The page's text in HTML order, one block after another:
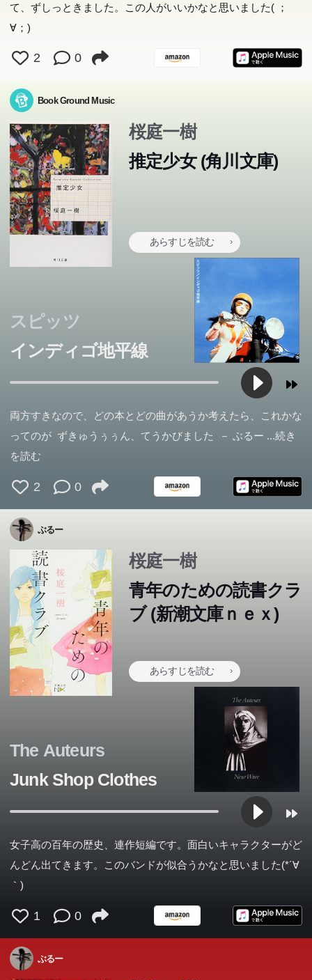
その日、兄とあたしは、必死に山を登っていた。見つけた
くない「あるもの」を見つけてしまうために。あたし＝中
学生の山田なぎさは、子供という境遇に絶望し、一刻も早
く社会に出て、お金という“実弾”を手にするべく、自衛官
を志望していた。そんななぎさに、都会からの転校生、海
野藻屑は何かと絡んでくる。嘘つきで残酷だが、どこか魅
力的な藻屑となぎさは徐々に親しくなっていく。だが、藻
屑は日夜、父からの暴力に曝されており、ある日――直木
賞作家がおくる、切実な痛みに満ちた青春文学。
1627年、魔女狩りの嵐が吹き荒れるドイツ・レンスで10
歳の少女マリーは、「アンチ・キリスト」と遭遇する。
2022年、近未来のシンガポールで、青年のディッキー
は、かつて絶滅したはずの「少女」という生物と出会う。
そして、2007年、鹿児島。私は、青い空の下にいた―。
その日、兄とあたしは、必死に山を登っていた。見つけた
くない「あるもの」を見つけてしまうために。あたし＝中
学生の山田なぎさは、子供という境遇に絶望し、一刻も早
く社会に出て、お金という“実弾”を手にするべく、自衛官
を志望していた。そんななぎさに、都会からの転校生、海
野藻屑は何かと絡んでくる。嘘つきで残酷だが、どこか魅
力的な藻屑となぎさは徐々に親しくなっていく。だが、藻
屑は日夜、父からの暴力に曝されており、ある日――直木
賞作家がおくる、切実な痛みに満ちた青春文学。
お兄ちゃん、なんで死んじゃったの...!?あたし、月夜は18
歳のパープル・アイで「もらわれっ子」。誰よりも大好き
なお兄ちゃんの奈落に目の前で死なれてから、あたしの存
在は宙に浮いてしまった。そんな中、町で年に一度開かれ
る「無花果UFOフェスティバル」にやってきたのは、不
思議な2人連れ男子の密と約。あたしにはどうしても、密
がお兄ちゃんに見えて...。少女のかなしみと妄想が世界を
塗り替える傑作長篇!
この本のあらすじは準備中です。Amazonで読むこともでき
ます。
お兄ちゃん、なんで死んじゃったの...!?あたし、月夜は18
歳のパープル・アイで「もらわれっ子」。誰よりも大好き
なお兄ちゃんの奈落に目の前で死なれてから、あたしの存
在は宙に浮いてしまった。そんな中、町で年に一度開かれ
る「無花果UFOフェスティバル」にやってきたのは、不
思議な2人連れ男子の密と約。あたしにはどうしても、密
がお兄ちゃんに見えて...。少女のかなしみと妄想が世界を
塗り替える傑作長篇!
中国の山奥からきた吸血種族バンブーは人間そっくりだが
若い姿のまま歳を取らない。マフィアによる一家皆殺しか
ら命を救われた少年は、バンブーとその相棒の3人で暮ら
し始めるも、人間との同居は彼らの掟では大罪だった。禁
断の、だが掛けがえのない日々―。郷愁を誘う計3篇から
て、ずしっときました。この人がいいかなと思いました( ；
∀；)
2 0
Book Ground Music
桜庭一樹
推定少女 (角川文庫)
あらすじを読む
とある事情から逃亡者となった“ぼく”こと巣篭カナは、逃
げ込んだダストシュートの中で全裸の美少女・白雪を発見
する。黒く大きな銃を持ち、記憶喪失を自称する白雪と、
疑いつつも彼女に惹かれるカナ。2人は街を抜け出し、東
京・秋葉原を目指すが...直木賞作家のブレイク前夜に書か
れた、清冽でファニーな成長小説。幻の未公開エンディン
グ2本を同時収録。
スピッツ
インディゴ地平線
両方すきなので、どの本とどの曲があうか考えたら、これかな
ってのが ずきゅうぅぅん、てうかびました － ぶるー ...続き
を読む
2 0
ぶるー
桜庭一樹
青年のための読書クラ
ブ (新潮文庫ｎｅｘ)
あらすじを読む
東京、山の手に広々とした敷地を誇る名門女学校「聖マリ
アナ学園」。清楚でたおやかな少女たちが通う学園はしか
し、謎と浪漫に満ちていた。転入生・烏丸紅子がその中性
的な美貌で皆を虜にした恋愛事件。西の官邸・生徒会と東
の宮殿・演劇部の存在。そして、教師に没収された私物を
取り戻すブーゲンビリアの君……。事件の背後で活躍した
「読書倶楽部」部員たちの、華々しくも可憐な物語。
The Auteurs
Junk Shop Clothes
女子高の百年の歴史、連作短編です。面白いキャラクターがど
んどん出てきます。このバンドが似合うかなと思いました(*´∀
｀)
1 0
ぶるー
「辺境の人」に置き去られた幼子。この子は村の若夫婦に
引き取られ、長じて製鉄業で財を成した旧家赤朽葉家に望
まれ輿入れし、赤朽葉家の「千里眼奥様」と呼ばれること
になる。これが、わたしの祖母である赤朽葉万葉だ。――
千里眼の祖母、漫画家の母、そして何者でもないわたし。
高度経済成長、バブル景気を経て平成の世に至る現代史を
背景に、鳥取の旧家に生きる三代の女たち、そして彼女ら
を取り巻く不思議な一族の姿を、比類ない筆致で鮮やかに
描き上げた渾身の雄編。第60回日本推理作家協会賞受賞
作。ようこそ、ビューティフル・ワールドへ。
その日、兄とあたしは、必死に山を登っていた。見つけた
くない「あるもの」を見つけてしまうために。あたし＝中
学生の山田なぎさは、子供という境遇に絶望し、一刻も早
く社会に出て、お金という“実弾”を手にするべく、自衛官
を志望していた。そんななぎさに、都会からの転校生、海
野藻屑は何かと絡んでくる。嘘つきで残酷だが、どこか魅
力的な藻屑となぎさは徐々に親しくなっていく。だが、藻
屑は日夜、父からの暴力に曝されており、ある日――直木
賞作家がおくる、切実な痛みに満ちた青春文学。
その日、兄とあたしは、必死に山を登っていた。見つけた
くない「あるもの」を見つけてしまうために。あたし＝中
学生の山田なぎさは、子供という境遇に絶望し、一刻も早
く社会に出て、お金という“実弾”を手にするべく、自衛官
を志望していた。そんななぎさに、都会からの転校生、海
野藻屑は何かと絡んでくる。嘘つきで残酷だが、どこか魅
力的な藻屑となぎさは徐々に親しくなっていく。だが、藻
屑は日夜、父からの暴力に曝されており、ある日――直木
賞作家がおくる、切実な痛みに満ちた青春文学。
この本のあらすじは準備中です。Amazonで読むこともでき
ます。
優雅だが、どこかうらぶれた男、一見、おとなしそうな若
い女、アパートの押入れから漂う、罪の異臭。家族の愛と
はなにか、超えてはならない、人と獣の境はどこにあるの
か?この世の裂け目に堕ちた父娘の過去に遡る―。黒い冬
の海と親子の禁忌を圧倒的な筆力で描ききった著者の真骨
人気ポップスターの突然死で遺された十一歳の娘“傷痕”。
だが彼女の出生は謎で、遺族を巻き込みつつメディアや世
この本のあらすじは準備中です。Amazonで読むこともでき
ます。
この本のあらすじは準備中です。Amazonで読むこともでき
ます。